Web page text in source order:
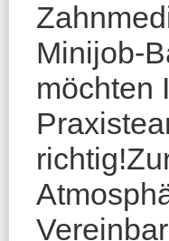
Minijob-
möchten